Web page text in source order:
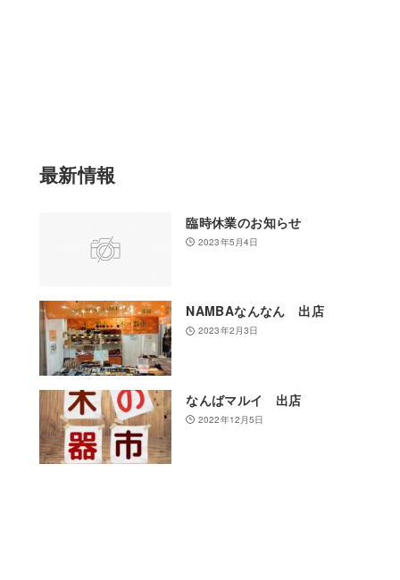
最新情報
臨時休業のお知らせ
2023年5月4日
NAMBAなんなん 出店
2023年2月3日
なんばマルイ 出店
2022年12月5日